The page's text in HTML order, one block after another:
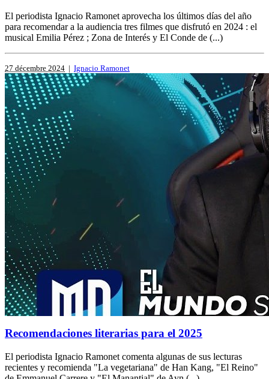
El periodista Ignacio Ramonet aprovecha los últimos días del año
para recomendar a la audiencia tres filmes que disfrutó en 2024 : el
musical Emilia Pérez ; Zona de Interés y El Conde de (...)
27 décembre 2024 | Ignacio Ramonet
Recomendaciones literarias para el 2025
El periodista Ignacio Ramonet comenta algunas de sus lecturas
recientes y recomienda "La vegetariana" de Han Kang, "El Reino"